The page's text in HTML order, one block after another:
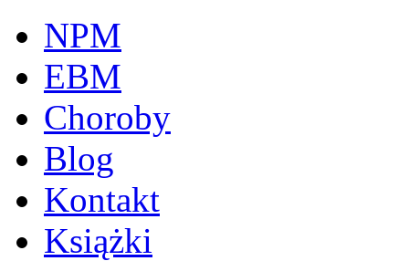
NPM
EBM
Choroby
Blog
Kontakt
Książki